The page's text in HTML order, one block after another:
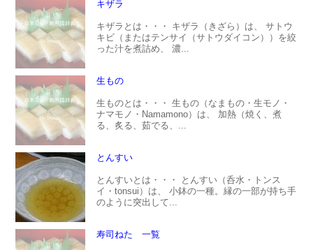
キザラ
キザラとは・・・ キザラ（きざら）は、 サトウ
キビ（またはテンサイ（サトウダイコン））を絞
った汁を煮詰め、 濃...
生もの
生ものとは・・・ 生もの（なまもの・生モノ・
ナマモノ・Namamono）は、 加熱（焼く、煮
る、炙る、茹でる、...
とんすい
とんすいとは・・・ とんすい（呑水・トンス
イ・tonsui）は、 小鉢の一種。縁の一部が持ち手
のように突出して...
寿司ねた 一覧